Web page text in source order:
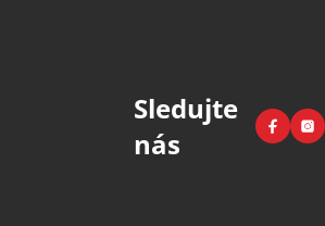
Sledujte
nás
Facebook